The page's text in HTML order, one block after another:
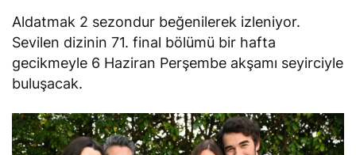
Aldatmak 2 sezondur beğenilerek izleniyor.
Sevilen dizinin 71. final bölümü bir hafta
gecikmeyle 6 Haziran Perşembe akşamı seyirciyle
buluşacak.